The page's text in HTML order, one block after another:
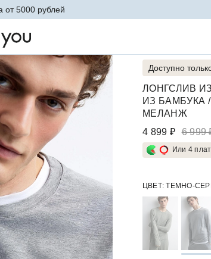
в новых оттенках
Доступно
ЛОНГСЛИВ
ИЗ БАМБУКА /
МЕЛАНЖ
4 899 ₽
6 999
Или 4
ЦВЕТ:ТЕМНО-